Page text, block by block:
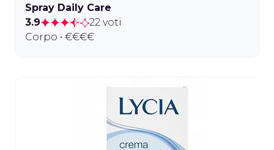
Spray Daily Care
3.9
22 voti
Corpo • €€€€